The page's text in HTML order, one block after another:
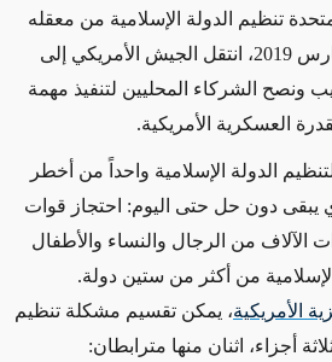
تنظيم الدولة الإسلامية من معقله
الإقليمي الأخير في آذار/مارس 2019، انتقل الجيش الأمريكي إلى
ونصح الشركاء المحليين لتنفيذ مهمة
العسكرية الأمريكية.
الدولة الإسلامية واحداً من أخطر
يبقى دون حل حتى اليوم: احتجاز قوات
الآلاف من الرجال والنساء والأطفال
من أكثر من ستين دولة.
الأمريكية، يمكن تقسيم مشكلة تنظيم
أجزاء، اثنان منها مترابطان: